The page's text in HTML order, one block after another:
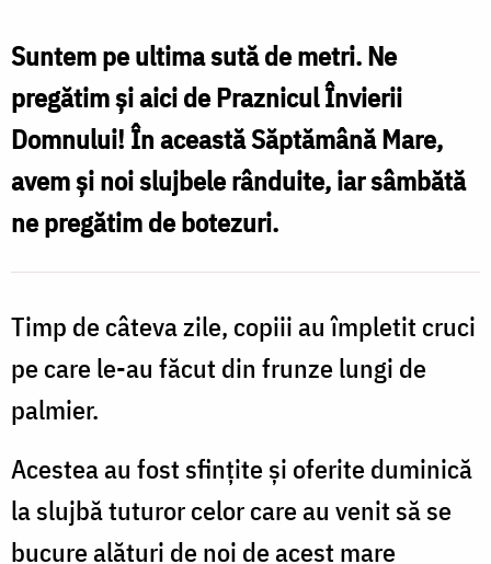
Ierusalim
la
Centrul
Misionar
din
la
Parohia
Sfântul
din
satul
Suntem pe ultima sută de metri. Ne
pregătim şi aici de Praznicul Învierii
Domnului! În această Săptămână Mare,
avem și noi slujbele rânduite, iar sâmbătă
ne pregătim de botezuri.
Timp de câteva zile, copiii au împletit cruci
pe care le-au făcut din frunze lungi de
palmier.
Acestea au fost sfințite şi oferite duminică
la slujbă tuturor celor care au venit să se
bucure alături de noi de acest mare